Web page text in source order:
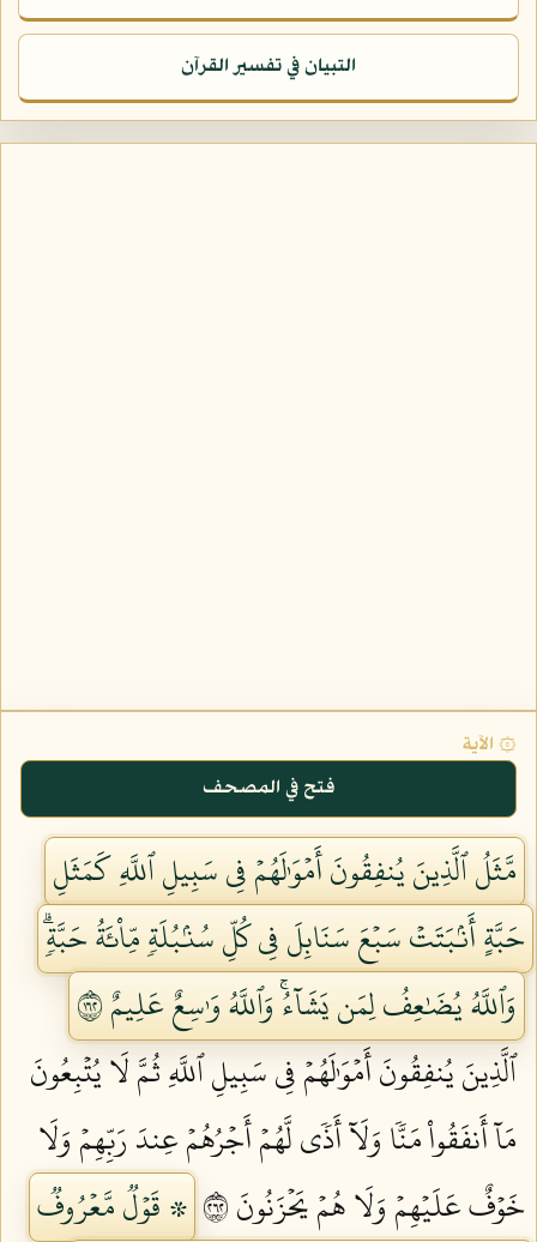
التبيان في تفسير القرآن
۞ الآية
فتح في المصحف
مَّثَلُ ٱلَّذِينَ يُنفِقُونَ أَمۡوَٰلَهُمۡ فِي سَبِيلِ ٱللَّهِ كَمَثَلِ
حَبَّةٍ أَنۢبَتَتۡ سَبۡعَ سَنَابِلَ فِي كُلِّ سُنۢبُلَةٖ مِّاْئَةُ حَبَّةٖۗ
وَٱللَّهُ يُضَٰعِفُ لِمَن يَشَآءُۚ وَٱللَّهُ وَٰسِعٌ عَلِيمٌ ٢٦١
ٱلَّذِينَ يُنفِقُونَ أَمۡوَٰلَهُمۡ فِي سَبِيلِ ٱللَّهِ ثُمَّ لَا يُتۡبِعُونَ
مَآ أَنفَقُواْ مَنّٗا وَلَآ أَذٗى لَّهُمۡ أَجۡرُهُمۡ عِندَ رَبِّهِمۡ وَلَا
خَوۡفٌ عَلَيۡهِمۡ وَلَا هُمۡ يَحۡزَنُونَ ٢٦٢
۞ قَوۡلٞ مَّعۡرُوفٞ